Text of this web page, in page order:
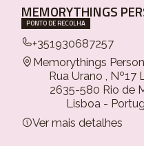
MEMORYTHINGS
PONTO DE RECOLHA
+351930687257
Memorythings
Rua Urano , Nº17
2635-580 Rio de
Lisboa -
Ver mais detalhes